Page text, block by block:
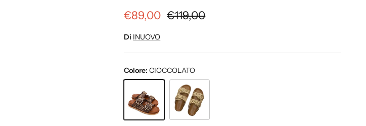
€89,00 €119,00
Di INUOVO
Colore:CIOCCOLATO